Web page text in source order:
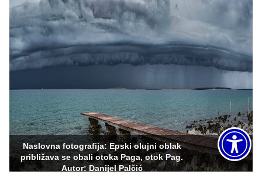
Naslovna fotografija: Epski olujni oblak
približava se obali otoka Paga, otok Pag.
Autor: Danijel Palčić
×